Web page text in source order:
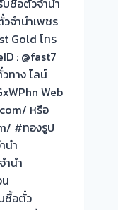
จำนำเพชร
Gold โทร
: @fast7
ทาง ไลน์
Web
หรือ
#ทองรูป
นำ
นำ
ซื้อตั๋ว